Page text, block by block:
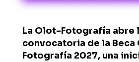
La Olot-Fotografía abre
convocatoria de la
Fotografía 2027, una